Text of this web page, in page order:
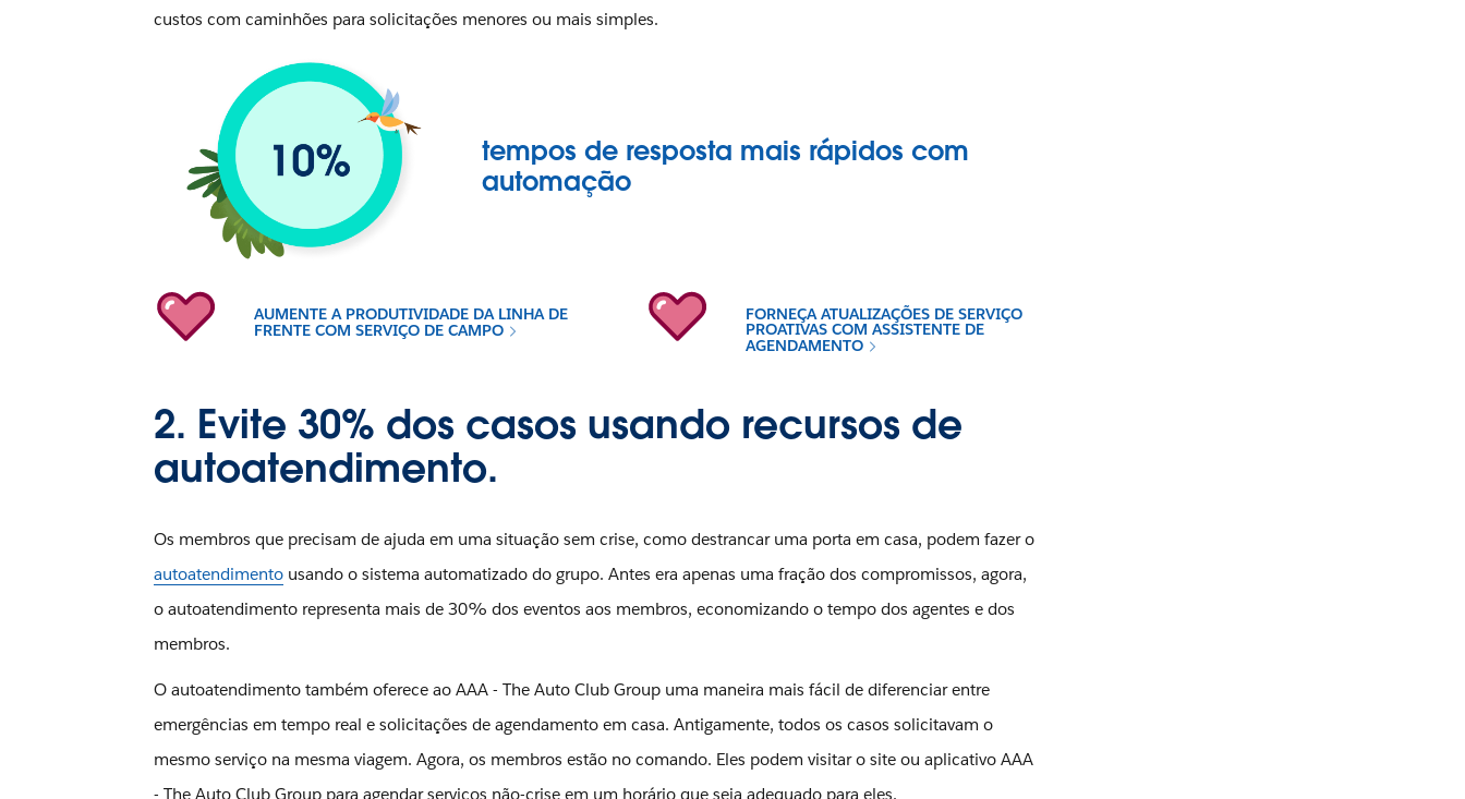
custos com caminhões para solicitações menores ou mais simples.
tempos de resposta mais rápidos com
automação
AUMENTE A PRODUTIVIDADE DA LINHA DE
FRENTE COM SERVIÇO DE CAMPO
FORNEÇA ATUALIZAÇÕES DE SERVIÇO
PROATIVAS COM ASSISTENTE DE
AGENDAMENTO
2. Evite 30% dos casos usando recursos de
autoatendimento.
Os membros que precisam de ajuda em uma situação sem crise, como destrancar uma porta em casa, podem fazer o
autoatendimento usando o sistema automatizado do grupo. Antes era apenas uma fração dos compromissos, agora,
o autoatendimento representa mais de 30% dos eventos aos membros, economizando o tempo dos agentes e dos
membros.
O autoatendimento também oferece ao AAA - The Auto Club Group uma maneira mais fácil de diferenciar entre
emergências em tempo real e solicitações de agendamento em casa. Antigamente, todos os casos solicitavam o
mesmo serviço na mesma viagem. Agora, os membros estão no comando. Eles podem visitar o site ou aplicativo AAA
- The Auto Club Group para agendar serviços não-crise em um horário que seja adequado para eles.